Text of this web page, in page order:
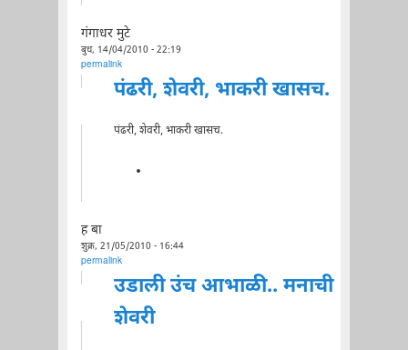
गंगाधर मुटे
बुध, 14/04/2010 - 22:19
permalink
पंढरी, शेवरी, भाकरी खासच.
पंढरी, शेवरी, भाकरी खासच.
ह बा
शुक्र, 21/05/2010 - 16:44
permalink
उडाली उंच आभाळी.. मनाची
शेवरी